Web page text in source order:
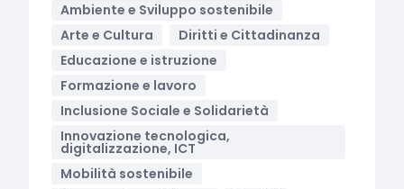
Ambiente e Sviluppo sostenibile
Arte e Cultura
Diritti e Cittadinanza
Educazione e istruzione
Formazione e lavoro
Inclusione Sociale e Solidarietà
Innovazione tecnologica,
digitalizzazione, ICT
Mobilità sostenibile